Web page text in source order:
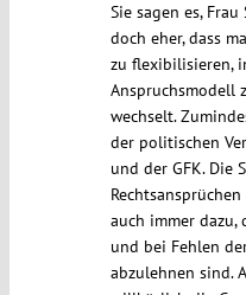
Sie sagen es,
doch eher, dass
zu flexibilisieren,
Anspruchsmodell
wechselt.
der politischen
und der GFK. Die
auch immer dazu,
und bei Fehlen
abzulehnen sind.